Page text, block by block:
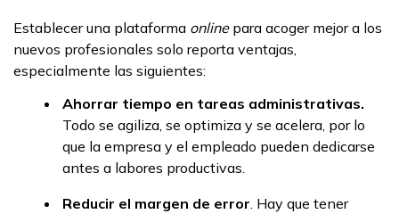
Establecer una plataforma onlinepara acoger mejor a los
nuevos profesionales solo reporta ventajas,
especialmente las siguientes:
Ahorrar tiempo en tareas administrativas.
Todo se agiliza, se optimiza y se acelera, por lo
que la empresa y el empleado pueden dedicarse
antes a labores productivas.
Reducir el margen de error. Hay que tener